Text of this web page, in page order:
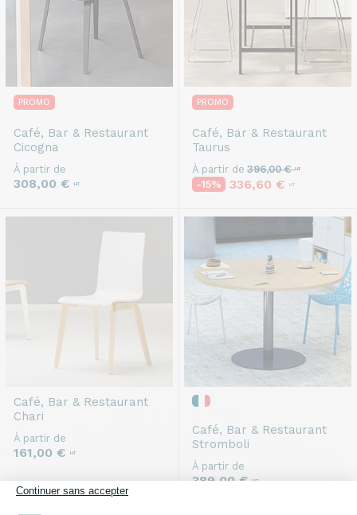
Continuer sans accepter
PROMO
Café, Bar & Restaurant
Cicogna
À partir de
308,00 € HT
PROMO
Café, Bar & Restaurant
Taurus
À partir de 396,00 €HT
-15% 336,60 € HT
Café, Bar & Restaurant
Chari
À partir de
161,00 € HT
Café, Bar & Restaurant
Stromboli
À partir de
389,00 €HT